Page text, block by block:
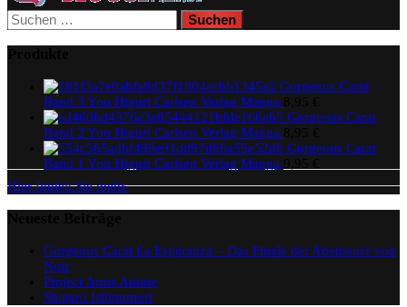
Suchen
nach:
Gorgeous Carat
Band 3 You Higuri Carlsen Verlag Manga
Gorgeous Carat
Band 2 You Higuri Carlsen Verlag Manga
Gorgeous Carat
Band 1 You Higuri Carlsen Verlag Manga
Hier finden Sie mehr.
Gorgeous Carat La Esperanza – Das Finale der Abenteuer von
Noir
Project Arms Anime
Shotaro Ishinomori